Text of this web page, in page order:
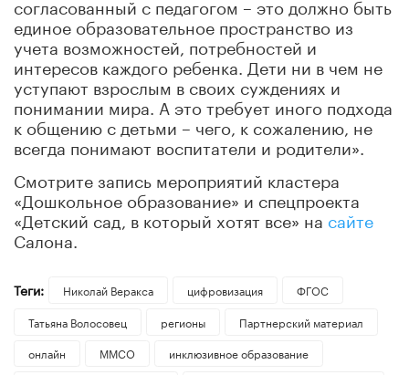
единое образовательное пространство из
учета возможностей, потребностей и
интересов каждого ребенка. Дети ни в чем не
уступают взрослым в своих суждениях и
понимании мира. А это требует иного подхода
к общению с детьми – чего, к сожалению, не
всегда понимают воспитатели и родители».
Смотрите запись мероприятий кластера
«Дошкольное образование» и спецпроекта
«Детский сад, в который хотят все» на сайте
Салона.
Теги: Николай Веракса цифровизация
ФГОС
Татьяна Волосовец
регионы
Партнерский материал
онлайн
ММСО
инклюзивное образование